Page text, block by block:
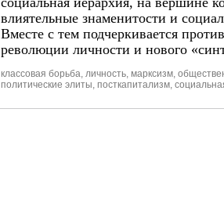
влиятельные знаменитости и
Вместе с тем подчеркивается
революции личности и нового
классовая борьба личность марксизм
политические элиты посткапитализм